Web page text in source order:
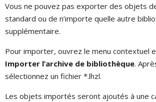
Vous ne pouvez pas exporter des objets
standard ou de n’importe quelle autre
supplémentaire.
Pour importer, ouvrez le menu contextuel
Importer l’archive de bibliothèque.
sélectionnez un fichier *.lhzl.
Les objets importés seront ajoutés à une